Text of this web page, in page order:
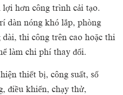
hơn công trình cải tạo.
dàn nóng khó lắp, phòng
dài, thi công trên cao hoặc thi
làm chi phí thay đổi.
thiết bị, công suất, số
điều khiển, chạy thử,